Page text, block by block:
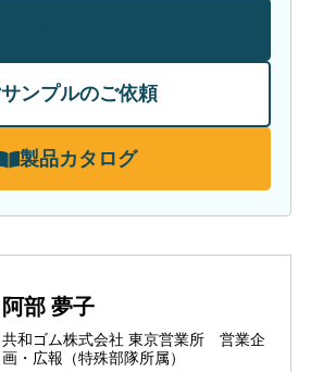
サンプルのご依頼
製品カタログ
阿部 夢子
共和ゴム株式会社 東京営業所 営業企
画・広報（特殊部隊所属）